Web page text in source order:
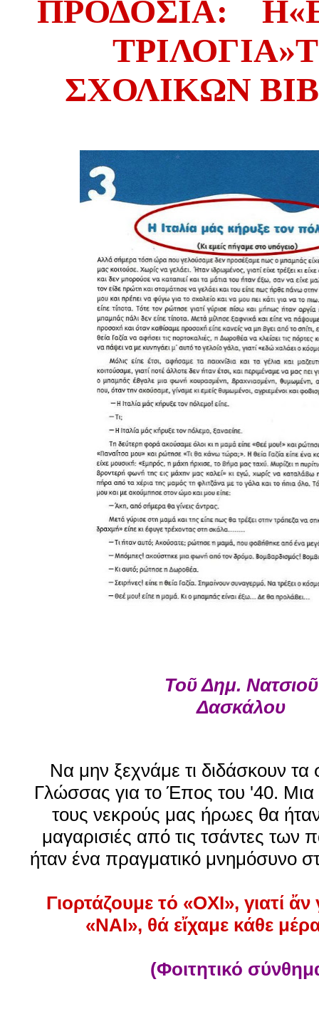
ΠΡΟΔΟΣΙΑ:
ΣΧΟΛΙΚΩΝ
Τοῦ Δημ. Νατσιοῦ
Δασκάλου
Να μην ξεχνάμε τι διδάσκουν τα
Γλώσσας για το Έπος του '40. Μια
τους νεκρούς μας ήρωες θα
μαγαρισιές από τις τσάντες των
ήταν ένα πραγματικό μνημόσυνο
Γιορτάζουμε τό «ΟΧΙ», γιατί ἄν
«ΝΑΙ», θά εἴχαμε κάθε
(Φοιτητικό